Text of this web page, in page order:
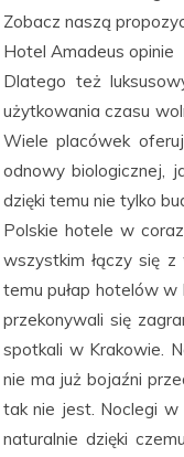
Zobacz naszą
Hotel Amadeus opinie
Dlatego też
użytkowania czasu
Wiele placówek
odnowy biologicznej,
dzięki temu nie tylko
Polskie hotele w
wszystkim łączy się
temu pułap hotelów w
przekonywali się
spotkali w Krakowie.
nie ma już bojaźni
tak nie jest. Noclegi w
naturalnie dzięki